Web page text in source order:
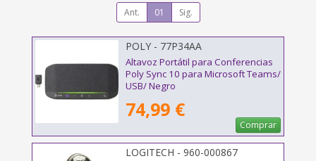
Ant. 01 Sig.
POLY - 77P34AA
Altavoz Portátil para Conferencias
Poly Sync 10 para Microsoft Teams/
USB/ Negro
74,99 €
Comprar
LOGITECH - 960-000867